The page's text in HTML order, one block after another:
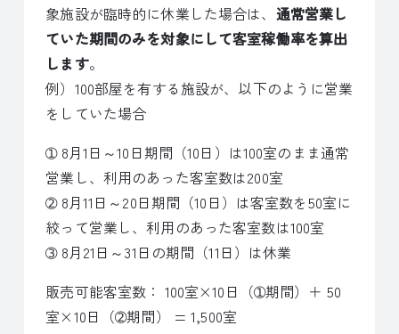
象施設が臨時的に休業した場合は、 通常営業し
ていた期間のみを対象にして客室稼働率を算出
します。
例）100部屋を有する施設が、以下のように営業
をしていた場合
➀ 8月1日～10日期間（10日）は100室のまま通常
営業し、利用のあった客室数は200室
➁ 8月11日～20日期間（10日）は客室数を50室に
絞って営業し、利用のあった客室数は100室
➂ 8月21日～31日の期間（11日）は休業
販売可能客室数： 100室×10日（➀期間）＋ 50
室×10日（➁期間） = 1,500室